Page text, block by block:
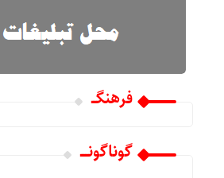
فرهنگـــ
گوناگونـــــ